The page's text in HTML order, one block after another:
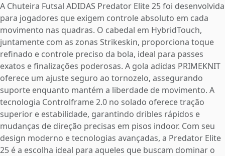
A Chuteira Futsal ADIDAS Predator Elite 25 foi desenvolvida
para jogadores que exigem controle absoluto em cada
movimento nas quadras. O cabedal em HybridTouch,
juntamente com as zonas Strikeskin, proporciona toque
refinado e controle preciso da bola, ideal para passes
exatos e finalizações poderosas. A gola adidas PRIMEKNIT
oferece um ajuste seguro ao tornozelo, assegurando
suporte enquanto mantém a liberdade de movimento. A
tecnologia Controlframe 2.0 no solado oferece tração
superior e estabilidade, garantindo dribles rápidos e
mudanças de direção precisas em pisos indoor. Com seu
design moderno e tecnologias avançadas, a Predator Elite
25 é a escolha ideal para aqueles que buscam dominar o